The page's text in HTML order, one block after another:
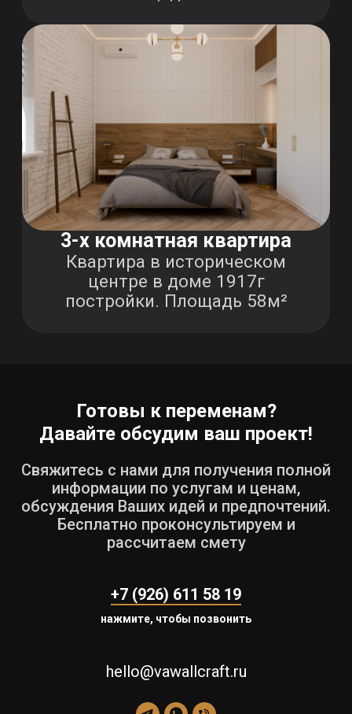
Готовы к переменам?
Давайте обсудим ваш проект!
Свяжитесь с нами для получения полной
информации по услугам и ценам,
обсуждения Ваших идей и предпочтений.
Бесплатно проконсультируем и
рассчитаем смету
+7 (926) 611 58 19
нажмите, чтобы позвонить
hello@vawallcraft.ru
VA|WALLCRAFT
О нас
Услуги
Портфолио
Контакты
+7 (926) 611 58 19
«VA|WALLCRAFT»
Политика конфиденциальности
Разработка сайта —lev4enko